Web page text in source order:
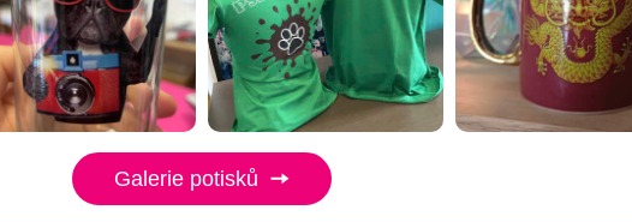
Galerie potisků